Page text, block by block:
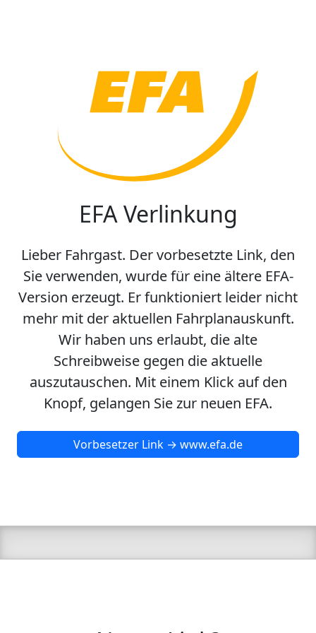
EFA Verlinkung
Lieber Fahrgast. Der vorbesetzte Link, den
Sie verwenden, wurde für eine ältere EFA-
Version erzeugt. Er funktioniert leider nicht
mehr mit der aktuellen Fahrplanauskunft.
Wir haben uns erlaubt, die alte
Schreibweise gegen die aktuelle
auszutauschen. Mit einem Klick auf den
Knopf, gelangen Sie zur neuen EFA.
Vorbesetzer Link → www.efa.de